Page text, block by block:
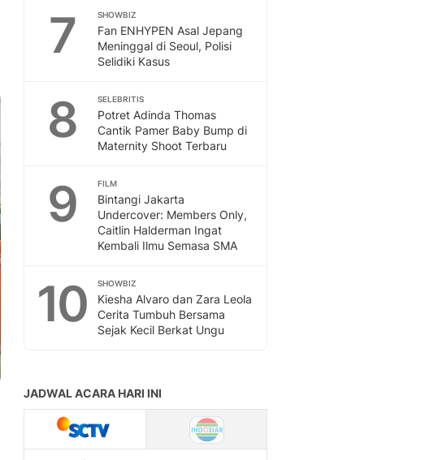
7 SHOWBIZ
Fan ENHYPEN Asal Jepang
Meninggal di Seoul, Polisi
Selidiki Kasus
8 SELEBRITIS
Potret Adinda Thomas
Cantik Pamer Baby Bump di
Maternity Shoot Terbaru
9 FILM
Bintangi Jakarta
Undercover: Members Only,
Caitlin Halderman Ingat
Kembali Ilmu Semasa SMA
10 SHOWBIZ
Kiesha Alvaro dan Zara Leola
Cerita Tumbuh Bersama
Sejak Kecil Berkat Ungu